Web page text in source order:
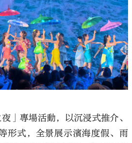
」專場活動，以沉浸式推介、
形式，全景展示濱海度假、雨